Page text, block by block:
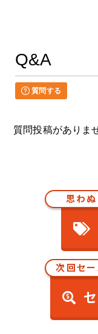
Q&A
質問する
質問投稿がありま
思わぬ
次回セー